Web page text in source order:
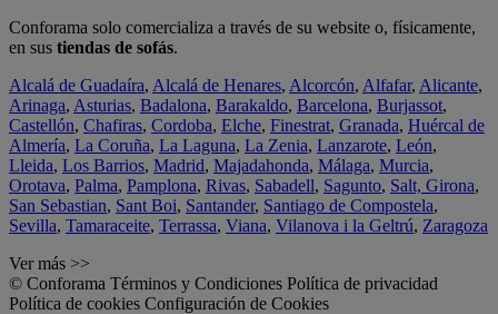
Conforama solo comercializa a través de su website o, físicamente,
en sus tiendas de sofás.
Alcalá de Guadaíra, Alcalá de Henares, Alcorcón, Alfafar, Alicante,
Arinaga, Asturias, Badalona, Barakaldo, Barcelona, Burjassot,
Castellón, Chafiras, Cordoba, Elche, Finestrat, Granada, Huércal de
Almería, La Coruña, La Laguna, La Zenia, Lanzarote, León,
Lleida, Los Barrios, Madrid, Majadahonda, Málaga, Murcia,
Orotava, Palma, Pamplona, Rivas, Sabadell, Sagunto, Salt, Girona,
San Sebastian, Sant Boi, Santander, Santiago de Compostela,
Sevilla, Tamaraceite, Terrassa, Viana, Vilanova i la Geltrú, Zaragoza
Ver más >>
© Conforama Términos y Condiciones Política de privacidad
Política de cookies Configuración de Cookies